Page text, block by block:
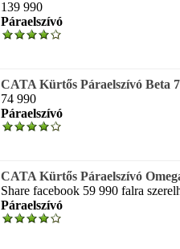
139 990
Páraelszívó
CATA Kürtős Páraelszívó Beta
74 990
Páraelszívó
CATA Kürtős Páraelszívó
Share facebook 59 990 falra
Páraelszívó